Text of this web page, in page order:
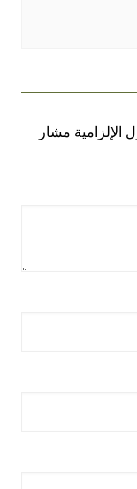
الإلزامية مشار